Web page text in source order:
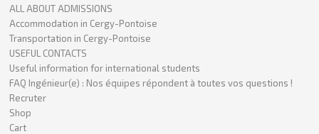
ALL ABOUT ADMISSIONS
Accommodation in Cergy-Pontoise
Transportation in Cergy-Pontoise
USEFUL CONTACTS
Useful information for international students
FAQ Ingénieur(e) : Nos équipes répondent à toutes vos questions !
Recruter
Shop
Cart